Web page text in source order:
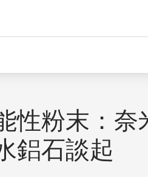
性粉末：奈
鋁石談起